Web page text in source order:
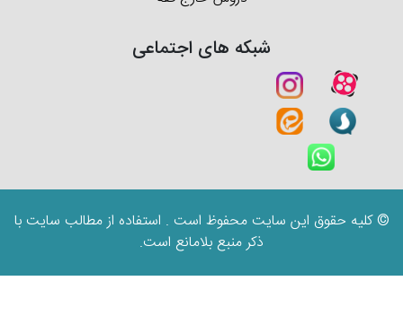
شبکه های اجتماعی
© کلیه حقوق این سایت محفوظ است . استفاده از مطالب سایت با
ذکر منبع بلامانع است.